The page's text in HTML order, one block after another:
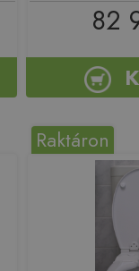
82
Raktáron